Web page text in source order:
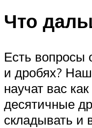
Что
Есть вопросы
и дробях?
научат вас
десятичные
складывать и